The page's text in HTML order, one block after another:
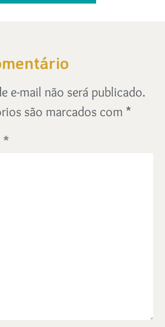
e-mail não será publicado.
são marcados com *
*